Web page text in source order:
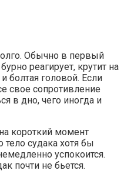
Обычно в первый
реагирует, крутит на
болтая головой. Если
свое сопротивление
в дно, чего иногда и
короткий момент
тело судака хотя бы
успокоится.
почти не бьется.